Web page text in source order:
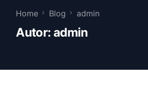
Home Blog admin
Autor: admin